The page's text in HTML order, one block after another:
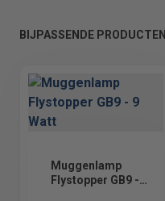
BIJPASSENDE PRODUCTEN
Muggenlamp
Flystopper GB9 - 9